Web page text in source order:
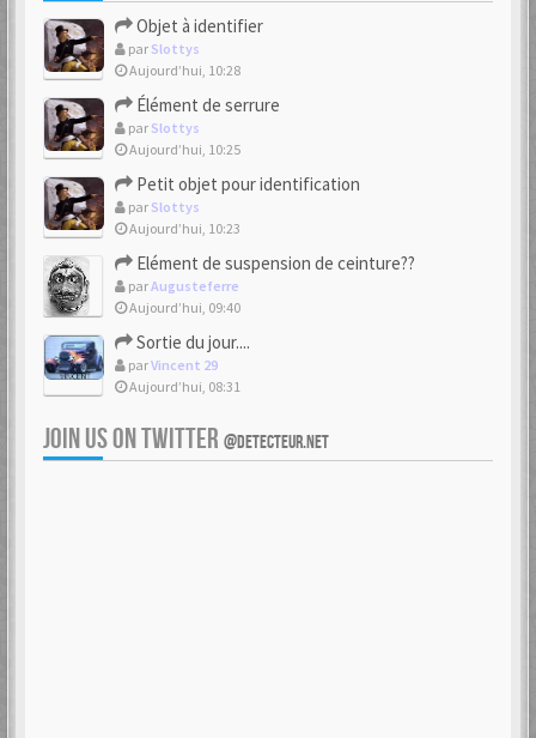
Objet à identifier
par Slottys
Aujourd’hui, 10:28
Élément de serrure
par Slottys
Aujourd’hui, 10:25
Petit objet pour identification
par Slottys
Aujourd’hui, 10:23
Elément de suspension de ceinture??
parAugusteferre
Aujourd’hui, 09:40
Sortie du jour....
parVincent 29
Aujourd’hui, 08:31
JOIN US ON TWITTER @DETECTEUR.NET